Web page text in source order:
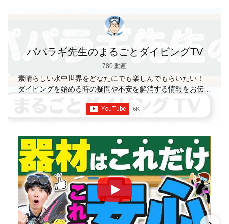
パパラギ先生のまるごとダイビングTV
780 動画
素晴らしい水中世界をどなたにでも楽しんでもらいたい！
ダイビングを始める時の疑問や不安を解消する情報をお伝え
業の国内最大規模のスキューバダイビングスクール。 PADI
の初心者ダイビングライセンス認定実績。 常駐のプロイン
ストラクターは40名ほど。 【初心者からプロレベルま
で！】 年間ファンダイブ開催数は1,000本を超え、初心者の
方でも安心して潜れるような初心者向けツアーを毎週開催
中！ 2021年マリンダイビング大賞
「講習が上手なダ
イビングスクール」部門
「教え方がうまいインストラク
ター」部門
「国内ダイビングサービス伊豆半島エリア」
部門
「国内ダイビングガイド伊豆半島エリア」部門 4冠